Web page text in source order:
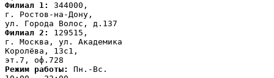
Филиал 1:
344000,
г. Ростов-на-Дону,
Филиал 2:
129515,
г. Москва, ул. Академика
Королёва, 13с1,
Режим работы:
Пн.-Вс.